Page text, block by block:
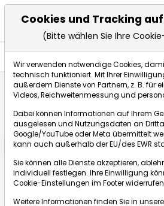
Börse:
Cookies und Tracking
(Bitte wählen Sie Ihre
Wir verwenden notwendige Cookies,
technisch funktioniert. Mit Ihrer
außerdem Dienste von Partnern, z. B. für
Videos, Reichweitenmessung und
Dabei können Informationen auf Ihrem
ausgelesen und Nutzungsdaten an
Google/YouTube oder Meta übermittelt
kann auch außerhalb der EU/des EWR
Sie können alle Dienste akzeptieren,
individuell festlegen. Ihre Einwilligung
Cookie-Einstellungen im Footer
Weitere Informationen finden Sie in